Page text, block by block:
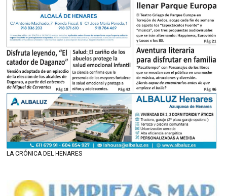
LA CRÓNICA DEL HENARES